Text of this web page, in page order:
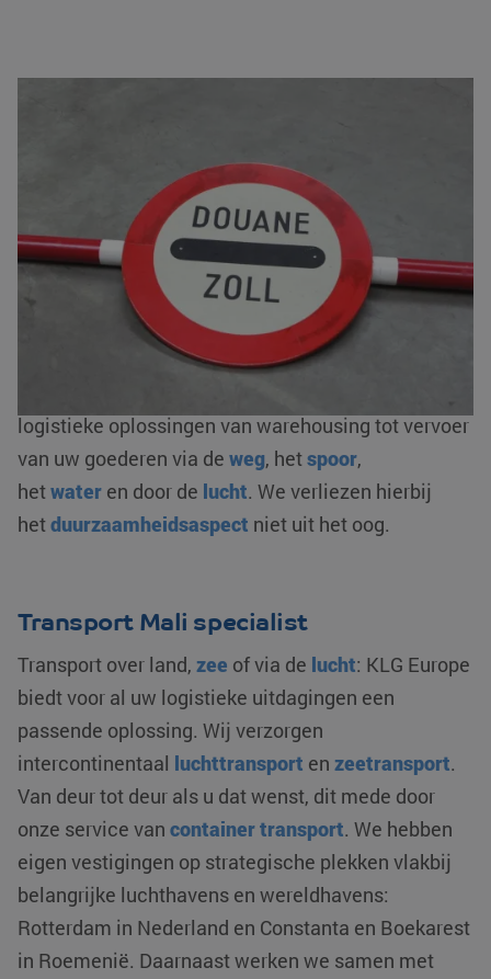
U kunt bij ons terecht voor vrijwel alle type
goederen. Naast het verzorgen van het transport,
regelen we ook het logistieke gedeelte. Zoals onder
andere decomplete douaneafhandeling : in- en
uitklaringen, bonded warehousing en/ of fiscale
vertegenwoordiging. Als AEO-gecertificeerde
logistieke dienstverlener zorgen wij voor een
logistieke oplossingen van warehousing tot vervoer
van uw goederen via de weg, hetspoor,
hetwater en door de lucht. We verliezen hierbij
hetduurzaamheidsaspect niet uit het oog.
Transport Mali specialist
Transport over land, zee of via de lucht: KLG Europe
biedt voor al uw logistieke uitdagingen een
passende oplossing. Wij verzorgen
intercontinentaal luchttransport en zeetransport.
Van deur tot deur als u dat wenst, dit mede door
onze service van container transport. We hebben
eigen vestigingen op strategische plekken vlakbij
belangrijke luchthavens en wereldhavens:
Rotterdam in Nederland en Constanta en Boekarest
in Roemenië. Daarnaast werken we samen met